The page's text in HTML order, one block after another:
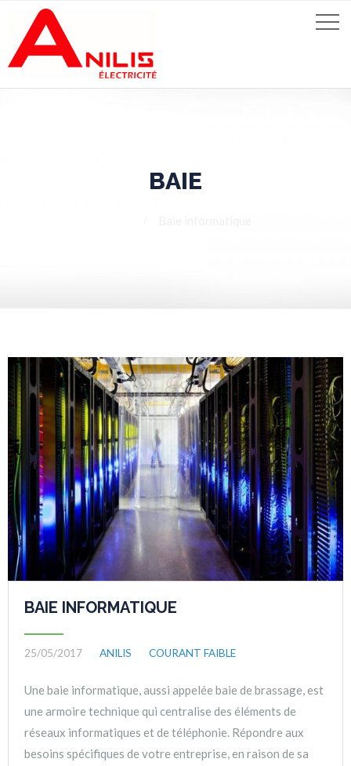
BAIE
BAIE INFORMATIQUE
25/05/2017 ANILIS COURANT FAIBLE
Une baie informatique, aussi appelée baie de brassage, est
une armoire technique qui centralise des éléments de
réseaux informatiques et de téléphonie. Répondre aux
besoins spécifiques de votre entreprise, en raison de sa